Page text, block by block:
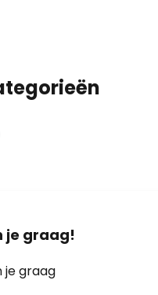
je graag!
je graag